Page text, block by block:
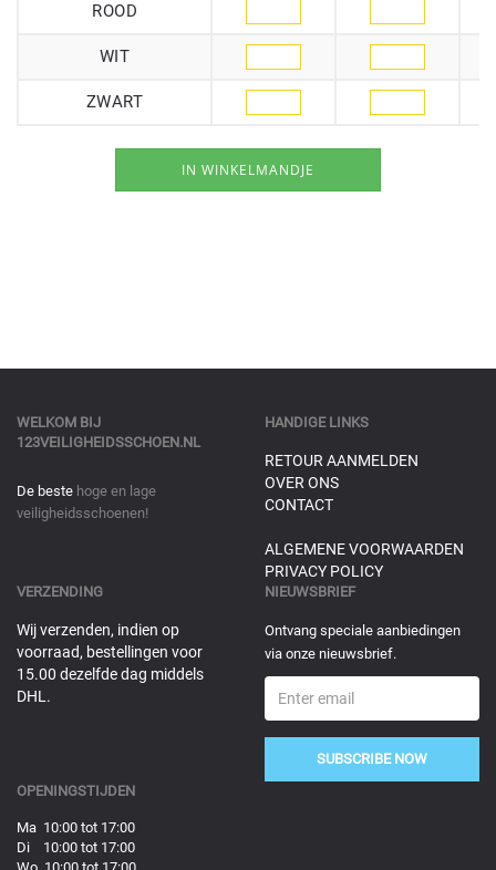
ROOD
WIT
ZWART
WELKOM BIJ
123VEILIGHEIDSSCHOEN.NL
De beste hoge en lage
veiligheidsschoenen!
HANDIGE LINKS
RETOUR AANMELDEN
OVER ONS
CONTACT
ALGEMENE VOORWAARDEN
PRIVACY POLICY
VERZENDING
Wij verzenden, indien op
voorraad, bestellingen voor
15.00 dezelfde dag middels
DHL.
NIEUWSBRIEF
Ontvang speciale aanbiedingen
via onze nieuwsbrief.
SUBSCRIBE NOW
OPENINGSTIJDEN
Ma 10:00 tot 17:00
Di 10:00 tot 17:00